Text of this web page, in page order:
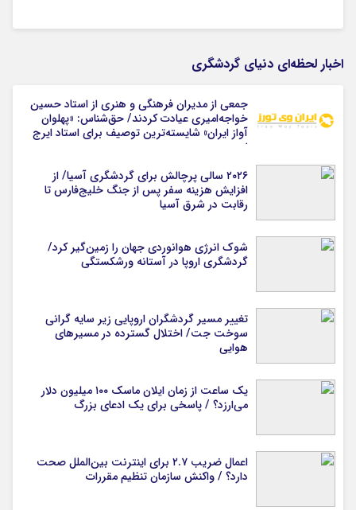
اخبار لحظه‌ای دنیای گردشگری
جمعی از مدیران فرهنگی و هنری از استاد حسین
خواجه‌امیری عیادت کردند/ حق‌شناس: «پهلوان
آواز ایران» شایسته‌ترین توصیف برای استاد ایرج
است
۲۰۲۶ سالی پرچالش برای گردشگری آسیا/ از
افزایش هزینه سفر پس از جنگ خلیج‌فارس تا
رقابت در شرق آسیا
شوک انرژی هوانوردی جهان را زمین‌گیر کرد/
گردشگری اروپا در آستانه ورشکستگی
تغییر مسیر گردشگران اروپایی زیر سایه گرانی
سوخت جت/ اختلال گسترده در مسیرهای
هوایی
یک ساعت از زمان ایلان ماسک ۱۰۰ میلیون دلار
می‌ارزد؟ / پاسخی برای یک ادعای بزرگ
اعمال ضریب ۲.۷ برای اینترنت بین‌الملل صحت
دارد؟ / واکنش سازمان تنظیم مقررات